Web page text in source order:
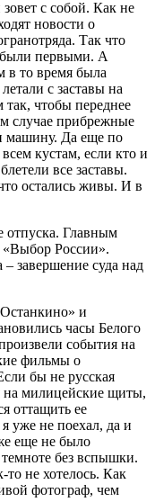
с собой. Как не
новости о
Так что
были первыми. А
в то время была
с заставы на
так, чтобы переднее
случае прибрежные
машину. Да еще по
кустам, если кто и
все заставы.
остались живы. И в
отпуска. Главным
России».
завершение суда над
и
часы Белого
события на
фильмы о
бы не русская
на милицейские щиты,
оттащить ее
уже не поехал, да и
еще не было
без вспышки.
не хотелось. Как
фотограф, чем